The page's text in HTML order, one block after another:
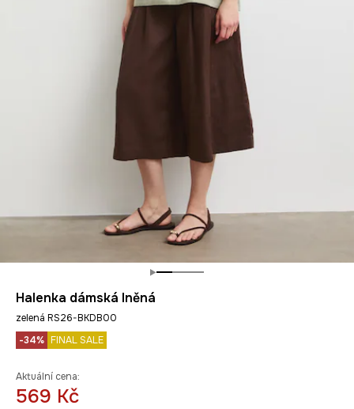
Halenka dámská lněná
zelená RS26-BKDB00
-34% FINAL SALE
Aktuální cena:
569 Kč